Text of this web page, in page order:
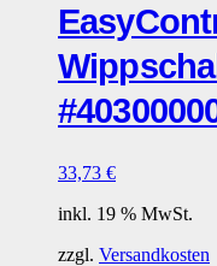
33,73 €
inkl. 19 % MwSt.
zzgl. Versandkosten